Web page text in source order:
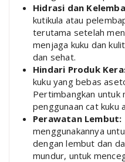
Hidrasi dan
kutikula atau
terutama setelah
menjaga kuku dan
dan sehat.
Hindari Produk
kuku yang bebas
Pertimbangkan untuk
penggunaan cat kuku
Perawatan Lembut:
menggunakannya
dengan lembut dan
mundur, untuk